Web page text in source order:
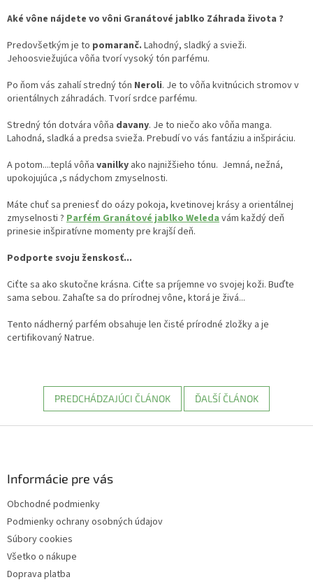
Aké vône nájdete vo vôni Granátové jablko Záhrada života ?
Predovšetkým je to pomaranč. Lahodný, sladký a svieži.
Jehoosviežujúca vôňa tvorí vysoký tón parfému.
Po ňom vás zahalí stredný tón Neroli. Je to vôňa kvitnúcich stromov v
orientálnych záhradách. Tvorí srdce parfému.
Stredný tón dotvára vôňa davany. Je to niečo ako vôňa manga.
Lahodná, sladká a predsa svieža. Prebudí vo vás fantáziu a inšpiráciu.
A potom....teplá vôňa vanilky ako najnižšieho tónu. Jemná, nežná,
upokojujúca ,s nádychom zmyselnosti.
Máte chuť sa preniesť do oázy pokoja, kvetinovej krásy a orientálnej
zmyselnosti ? Parfém Granátové jablko Weleda vám každý deň
prinesie inšpiratívne momenty pre krajší deň.
Podporte svoju ženskosť...
Ciťte sa ako skutočne krásna. Ciťte sa príjemne vo svojej koži. Buďte
sama sebou. Zahaľte sa do prírodnej vône, ktorá je živá...
Tento nádherný parfém obsahuje len čisté prírodné zložky a je
certifikovaný Natrue.
PREDCHÁDZAJÚCI ČLÁNOK ĎALŠÍ ČLÁNOK
Informácie pre vás
Obchodné podmienky
Podmienky ochrany osobných údajov
Súbory cookies
Všetko o nákupe
Doprava platba